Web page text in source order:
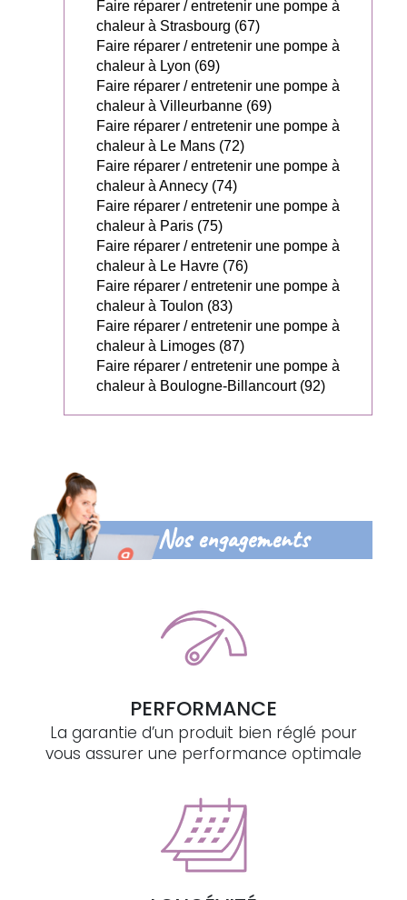
Faire réparer / entretenir une pompe à
chaleur à Strasbourg (67)
Faire réparer / entretenir une pompe à
chaleur à Lyon (69)
Faire réparer / entretenir une pompe à
chaleur à Villeurbanne (69)
Faire réparer / entretenir une pompe à
chaleur à Le Mans (72)
Faire réparer / entretenir une pompe à
chaleur à Annecy (74)
Faire réparer / entretenir une pompe à
chaleur à Paris (75)
Faire réparer / entretenir une pompe à
chaleur à Le Havre (76)
Faire réparer / entretenir une pompe à
chaleur à Toulon (83)
Faire réparer / entretenir une pompe à
chaleur à Limoges (87)
Faire réparer / entretenir une pompe à
chaleur à Boulogne-Billancourt (92)
Nos engagements
PERFORMANCE
La garantie d’un produit bien réglé pour
vous assurer une performance optimale